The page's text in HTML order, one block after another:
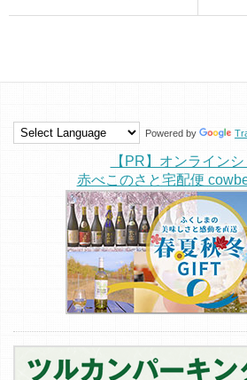
Powered by
【PR】オンライン
赤べこのさと宅配便